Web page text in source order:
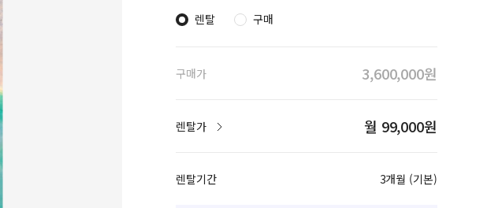
렌탈 구매
구매가 3,600,000원
렌탈가 월 99,000원
렌탈기간 3개월 (기본)